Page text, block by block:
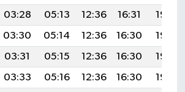
03:28 05:13 12:36 16:31
19:50
03:30 05:14 12:36 16:30
19:49
03:31 05:15 12:36 16:30
19:48
03:33 05:16 12:36 16:30 19:46